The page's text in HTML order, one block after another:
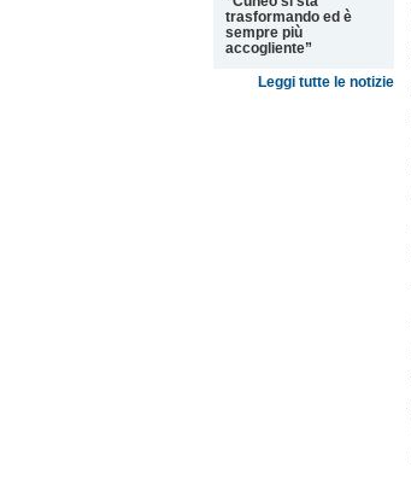
trasformando ed è
sempre più
accogliente”
Leggi tutte le notizie